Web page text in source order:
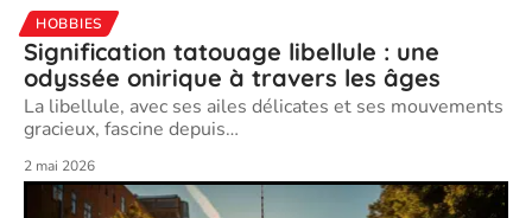
HOBBIES
Signification tatouage libellule : une
odyssée onirique à travers les âges
La libellule, avec ses ailes délicates et ses mouvements
gracieux, fascine depuis…
2 mai 2026